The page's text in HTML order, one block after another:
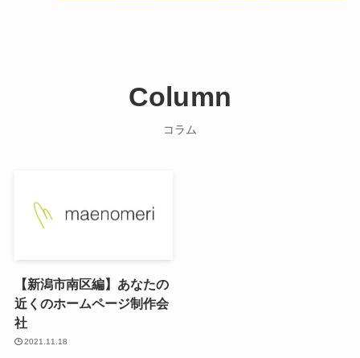
Column
コラム
【新潟市南区編】あなたの
近くのホームページ制作会
社
2021.11.18